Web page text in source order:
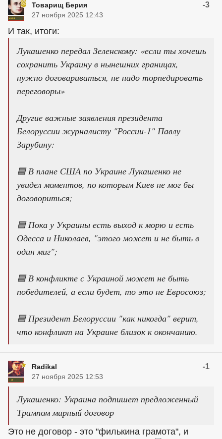
Товарищ Берия -3
27 ноября 2025 12:43
И так, итоги:
Лукашенко передал Зеленскому: «если ты хочешь
сохранить Украину в нынешних границах,
нужно договариваться, не надо торпедировать
переговоры»
Другие важные заявления президента
Белоруссии журналисту "России-1" Павлу
Зарубину:
🟦 В плане США по Украине Лукашенко не
увидел моментов, по которым Киев не мог бы
договориться;
🟦 Пока у Украины есть выход к морю и есть
Одесса и Николаев, "этого может и не быть в
один миг";
🟦 В конфликте с Украиной может не быть
победителей, а если будет, то это не Евросоюз;
🟦 Президент Белоруссии "как никогда" верит,
что конфликт на Украине близок к окончанию.
Radikal -1
27 ноября 2025 12:53
Лукашенко: Украина подпишет предложенный
Трампом мирный договор
Это не договор - это "филькина грамота", и